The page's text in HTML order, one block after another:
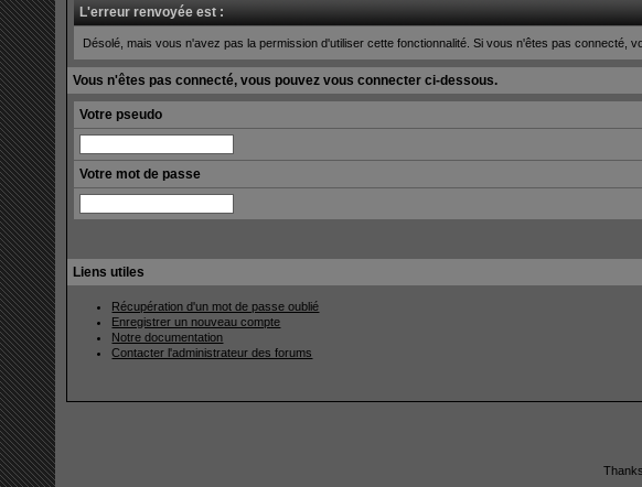
L'erreur renvoyée est :
Désolé, mais vous n'avez pas la permission d'utiliser cette fonctionnalité. Si vous n'êtes pas connecté,
Vous n'êtes pas connecté, vous pouvez vous connecter ci-dessous.
Votre pseudo
Votre mot de passe
Liens utiles
Récupération d'un mot de passe oublié
Enregistrer un nouveau compte
Notre documentation
Contacter l'administrateur des forums